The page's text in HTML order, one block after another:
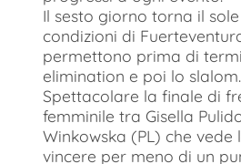
Il sesto giorno torna il
condizioni di
permettono prima di
elimination e poi lo slalom.
Spettacolare la finale di
femminile tra Gisella
Winkowska (PL) che vede
vincere per meno di un